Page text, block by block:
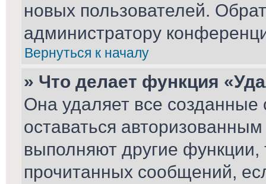
новых пользователей.
администратору
Вернуться к началу
» Что делает функция
Она удаляет все
оставаться
выполняют другие функции,
прочитанных сообщений,